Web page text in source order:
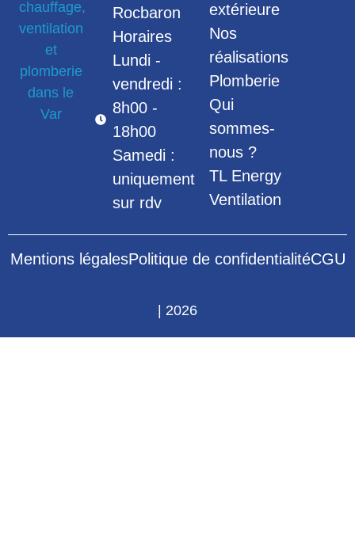
Rocbaron
Horaires
Lundi -
vendredi :
8h00 -
18h00
Samedi :
uniquement
sur rdv
extérieure
Nos
réalisations
Plomberie
Qui
sommes-
nous ?
TL Energy
Ventilation
Mentions légalesPolitique de confidentialitéCGU
| 2026